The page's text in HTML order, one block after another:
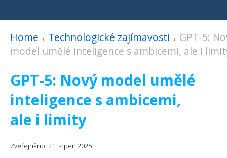
Home Technologické zajímavosti
GPT-5:
model umělé inteligence s ambicemi, ale i
GPT-5: Nový model umělé
inteligence s ambicemi,
ale i limity
Zveřejněno: 21. srpen 2025